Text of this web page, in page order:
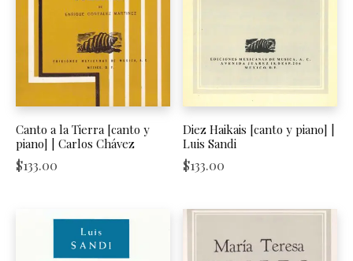
Canto a la Tierra [canto y
piano] | Carlos Chávez
$133.00
Diez Haikais [canto y piano] |
Luis Sandi
$133.00